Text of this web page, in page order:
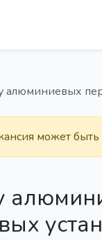
алюминиевых
может